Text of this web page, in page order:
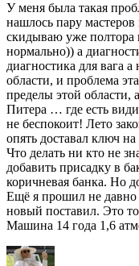
У меня была такая
нашлось пару
скидываю уже полтора
нормально)) а
диагностика для вага
области, и проблема
пределы этой
Питера … где есть
не беспокоит! Лето
опять доставал ключ на
Что делать ни кто не
добавить присадку в
коричневая банка. Но
Ещё я прошил не давно
новый поставил. Это
Машина 14 года 1,6